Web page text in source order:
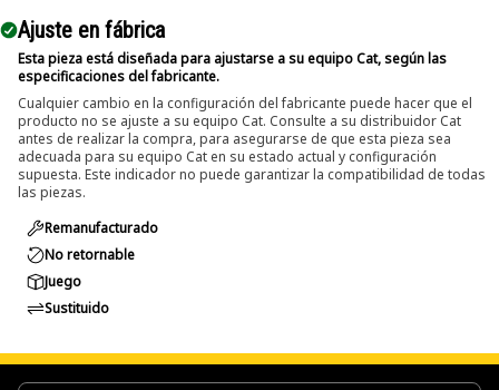
Ajuste en fábrica
Esta pieza está diseñada para ajustarse a su equipo Cat, según las
especificaciones del fabricante.
Cualquier cambio en la configuración del fabricante puede hacer que el
producto no se ajuste a su equipo Cat. Consulte a su distribuidor Cat
antes de realizar la compra, para asegurarse de que esta pieza sea
adecuada para su equipo Cat en su estado actual y configuración
supuesta. Este indicador no puede garantizar la compatibilidad de todas
las piezas.
Remanufacturado
No retornable
Juego
Sustituido